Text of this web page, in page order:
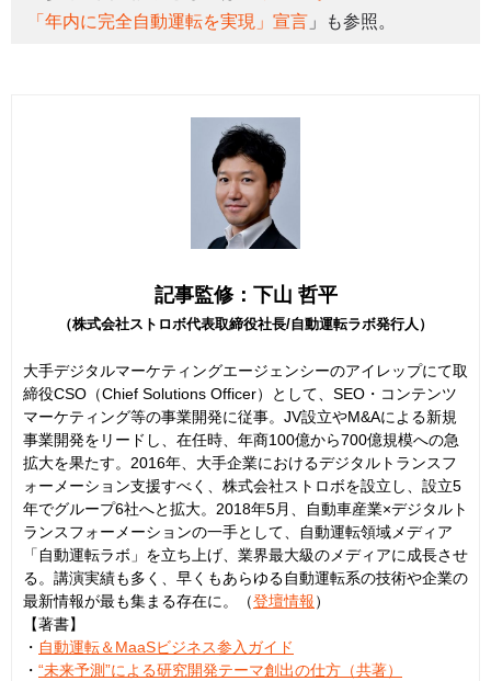
「年内に完全自動運転を実現」宣言 」も参照。
記事監修：下山 哲平
（株式会社ストロボ代表取締役社長/自動運転ラボ発行人）
大手デジタルマーケティングエージェンシーのアイレップにて取
締役CSO（Chief Solutions Officer）として、SEO・コンテンツ
マーケティング等の事業開発に従事。JV設立やM&Aによる新規
事業開発をリードし、在任時、年商100億から700億規模への急
拡大を果たす。2016年、大手企業におけるデジタルトランスフ
ォーメーション支援すべく、株式会社ストロボを設立し、設立5
年でグループ6社へと拡大。2018年5月、自動車産業×デジタルト
ランスフォーメーションの一手として、自動運転領域メディア
「自動運転ラボ」を立ち上げ、業界最大級のメディアに成長させ
る。講演実績も多く、早くもあらゆる自動運転系の技術や企業の
最新情報が最も集まる存在に。（登壇情報）
【著書】
・ 自動運転＆MaaSビジネス参入ガイド
・ “未来予測”による研究開発テーマ創出の仕方（共著）